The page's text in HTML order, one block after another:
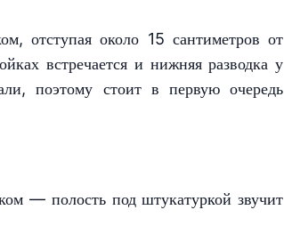
отступая около 15 сантиметров от
встречается и нижняя разводка у
поэтому стоит в первую очередь
— полость под штукатуркой звучит